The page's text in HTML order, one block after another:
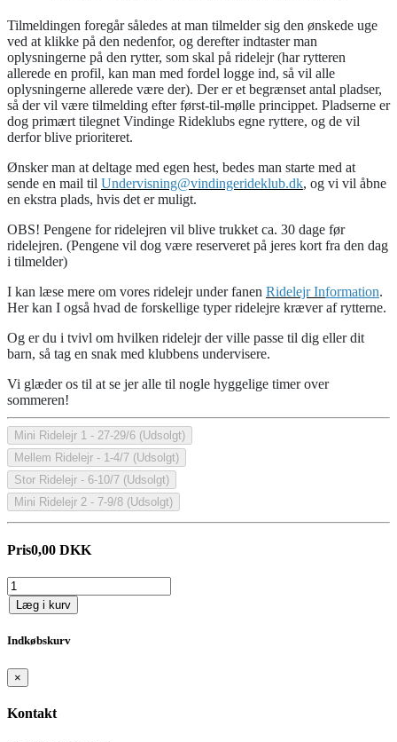
Tilmeldingen foregår således at man tilmelder sig den ønskede uge
ved at klikke på den nedenfor, og derefter indtaster man
oplysningerne på den rytter, som skal på ridelejr (har rytteren
allerede en profil, kan man med fordel logge ind, så vil alle
oplysningerne allerede være der). Der er et begrænset antal pladser,
så der vil være tilmelding efter først-til-mølle princippet. Pladserne er
dog primært tilegnet Vindinge Rideklubs egne ryttere, og de vil
derfor blive prioriteret.
Ønsker man at deltage med egen hest, bedes man starte med at
sende en mail til Undervisning@vindingerideklub.dk, og vi vil åbne
en ekstra plads, hvis det er muligt.
OBS! Pengene for ridelejren vil blive trukket ca. 30 dage før
ridelejren. (Pengene vil dog være reserveret på jeres kort fra den dag
i tilmelder)
I kan læse mere om vores ridelejr under fanen RidelejrInformation.
Her kan I også hvad de forskellige typer ridelejre kræver af rytterne.
Og er du i tvivl om hvilken ridelejr der ville passe til dig eller dit
barn, så tag en snak med klubbens undervisere.
Vi glæder os til at se jer alle til nogle hyggelige timer over
sommeren!
Mini Ridelejr 1 - 27-29/6 (Udsolgt)
Mellem Ridelejr - 1-4/7 (Udsolgt)
Stor Ridelejr - 6-10/7 (Udsolgt)
Mini Ridelejr 2 - 7-9/8 (Udsolgt)
Pris0,00 DKK
Læg i kurv
Indkøbskurv
×
Kontakt